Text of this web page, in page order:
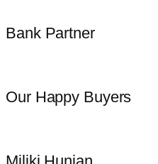
Bank Partner
Our Happy Buyers